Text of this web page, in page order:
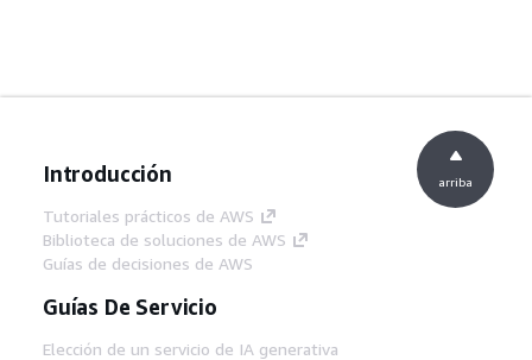
Introducción
Tutoriales prácticos de AWS
Biblioteca de soluciones de AWS
Guías de decisiones de AWS
Guías De Servicio
Elección de un servicio de IA generativa
arriba